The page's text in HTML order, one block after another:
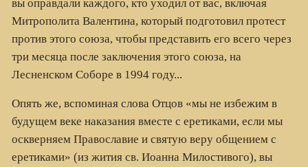
вы оправдали каждого, кто уходил от вас, включая
Митрополита Валентина, который подготовил протест
против этого союза, чтобы представить его всего через
три месяца после заключения этого союза, на
Лесненском Соборе в 1994 году...
Опять же, вспоминая слова Отцов «мы не избежим в
будущем веке наказания вместе с еретиками, если мы
оскверняем Православие и святую веру общением с
еретиками» (из жития св. Иоанна Милостивого), вы